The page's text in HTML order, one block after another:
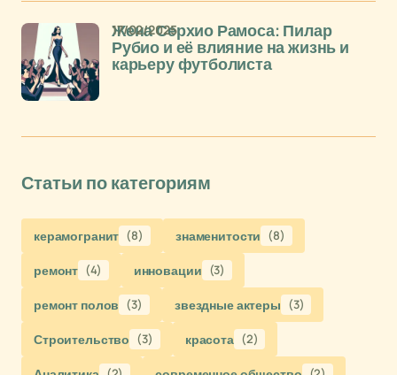
Жена Серхио Рамоса: Пилар
Рубио и её влияние на жизнь и
карьеру футболиста
17/02/2025
Статьи по категориям
керамогранит (8) знаменитости (8)
ремонт (4) инновации (3)
ремонт полов (3) звездные актеры (3)
Строительство (3) красота (2)